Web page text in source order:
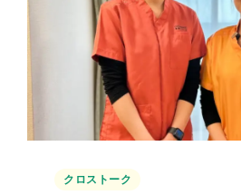
クロストーク